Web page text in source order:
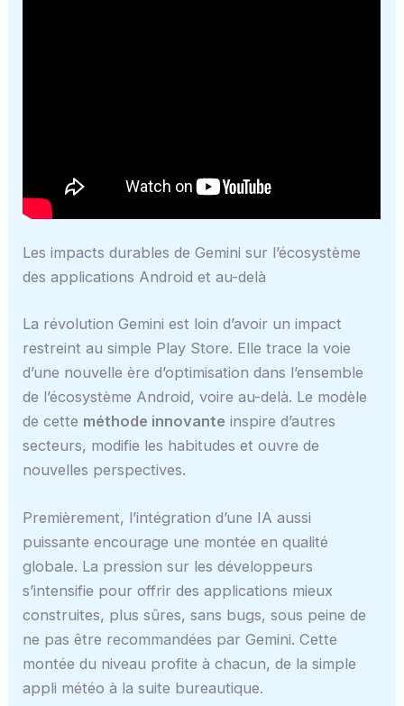
Les impacts durables de Gemini sur l’écosystème
des applications Android et au-delà
La révolution Gemini est loin d’avoir un impact
restreint au simple Play Store. Elle trace la voie
d’une nouvelle ère d’optimisation dans l’ensemble
de l’écosystème Android, voire au-delà. Le modèle
de cette méthode innovante inspire d’autres
secteurs, modifie les habitudes et ouvre de
nouvelles perspectives.
Premièrement, l’intégration d’une IA aussi
puissante encourage une montée en qualité
globale. La pression sur les développeurs
s’intensifie pour offrir des applications mieux
construites, plus sûres, sans bugs, sous peine de
ne pas être recommandées par Gemini. Cette
montée du niveau profite à chacun, de la simple
appli météo à la suite bureautique.